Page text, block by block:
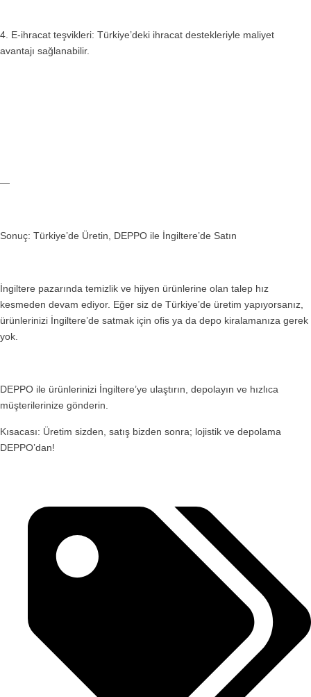
4. E-ihracat teşvikleri: Türkiye’deki ihracat destekleriyle maliyet
avantajı sağlanabilir.
—
Sonuç: Türkiye’de Üretin, DEPPO ile İngiltere’de Satın
İngiltere pazarında temizlik ve hijyen ürünlerine olan talep hız
kesmeden devam ediyor. Eğer siz de Türkiye’de üretim yapıyorsanız,
ürünlerinizi İngiltere’de satmak için ofis ya da depo kiralamanıza gerek
yok.
DEPPO ile ürünlerinizi İngiltere’ye ulaştırın, depolayın ve hızlıca
müşterilerinize gönderin.
Kısacası: Üretim sizden, satış bizden sonra; lojistik ve depolama
DEPPO’dan!